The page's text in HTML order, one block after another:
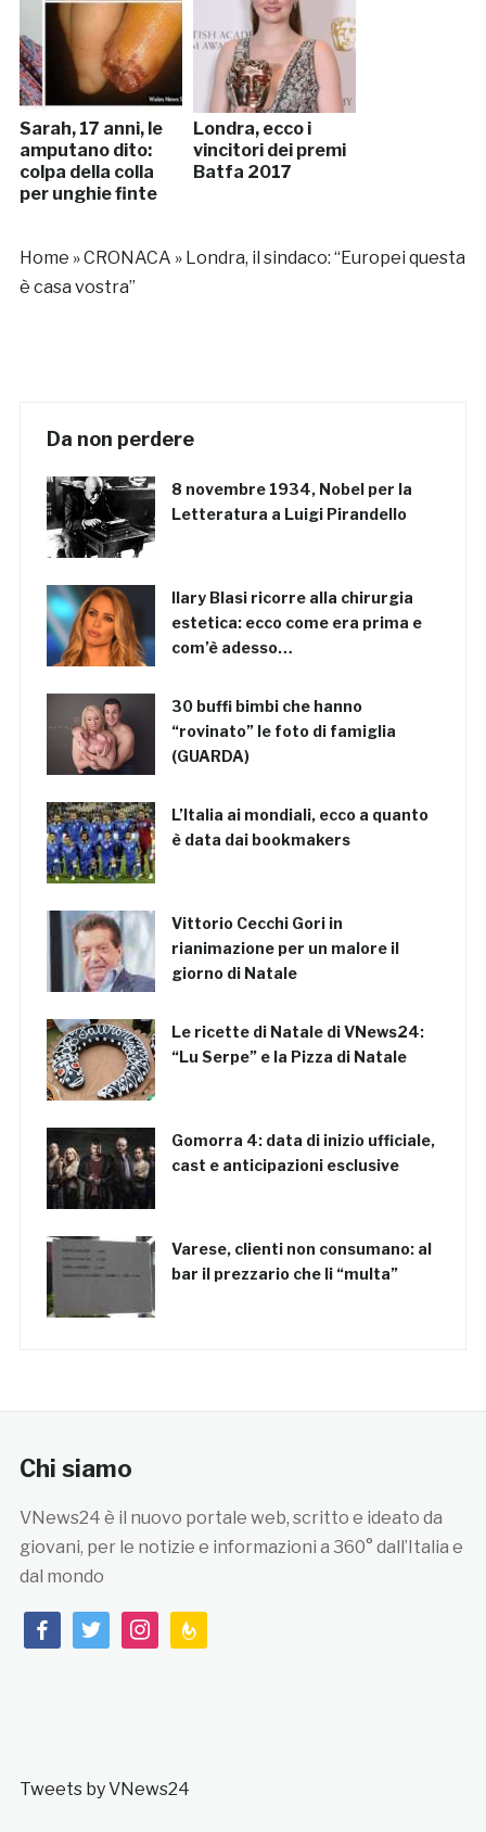
Sarah, 17 anni, le
amputano dito:
colpa della colla
per unghie finte
Londra, ecco i
vincitori dei premi
Batfa 2017
Home »CRONACA » Londra, il sindaco: “Europei questa
è casa vostra”
Da non perdere
8 novembre 1934, Nobel per la
Letteratura a Luigi Pirandello
Ilary Blasi ricorre alla chirurgia
estetica: ecco come era prima e
com’è adesso…
30 buffi bimbi che hanno
“rovinato” le foto di famiglia
(GUARDA)
L’Italia ai mondiali, ecco a quanto
è data dai bookmakers
Vittorio Cecchi Gori in
rianimazione per un malore il
giorno di Natale
Le ricette di Natale di VNews24:
“Lu Serpe” e la Pizza di Natale
Gomorra 4: data di inizio ufficiale,
cast e anticipazioni esclusive
Varese, clienti non consumano: al
bar il prezzario che li “multa”
Chi siamo
VNews24 è il nuovo portale web, scritto e ideato da
giovani, per le notizie e informazioni a 360° dall’Italia e
dal mondo
facebooktwitterinstagramfeedburner
Tweets by VNews24